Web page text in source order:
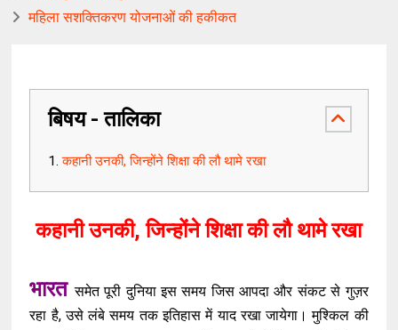
महिला सशक्तिकरण योजनाओं की हकीकत
बिषय - तालिका
कहानी उनकी, जिन्होंने शिक्षा की लौ थामे रखा
कहानी उनकी, जिन्होंने शिक्षा की लौ थामे रखा
भारतसमेत पूरी दुनिया इस समय जिस आपदा और संकट से गुज़र
रहा है, उसे लंबे समय तक इतिहास में याद रखा जायेगा। मुश्किल की